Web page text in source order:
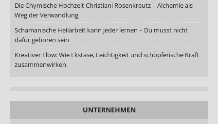
Die Chymische Hochzeit Christiani Rosenkreutz – Alchemie als
Weg der Verwandlung
Schamanische Heilarbeit kann jeder lernen – Du musst nicht
dafür geboren sein
Kreativer Flow: Wie Ekstase, Leichtigkeit und schöpferische Kraft
zusammenwirken
UNTERNEHMEN